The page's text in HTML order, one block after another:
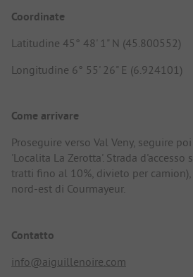
Coordinate
Latitudine 45° 48' 1" N (45.800552)
Longitudine 6° 55' 26" E (6.924101)
Come arrivare
Proseguire verso Val Veny, seguire
'Localita La Zerotta'. Strada
tratti fino al 10%, divieto per
nord-est di Courmayeur.
Contatto
info@aiguillenoire.com